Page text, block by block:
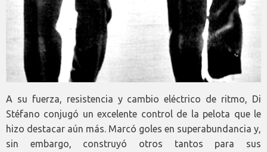
A su fuerza, resistencia y cambio eléctrico de ritmo, Di
Stéfano conjugó un excelente control de la pelota que le
hizo destacar aún más. Marcó goles en superabundancia y,
sin embargo, construyó otros tantos para sus